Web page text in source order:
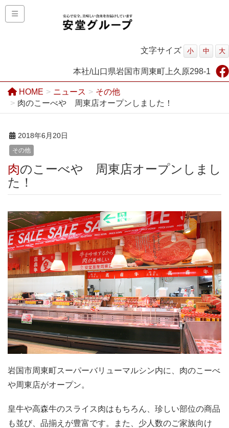
文字サイズ 小 中 大
本社/山口県岩国市周東町上久原298-1
HOME ニュース
その他
肉のこーべや 周東店オープンしました！
2018年6月20日
その他
肉のこーべや 周東店オープンしまし
た！
岩国市周東町スーパーバリューマルシン内に、肉のこーべ
や周東店がオープン。
皇牛や高森牛のスライス肉はもちろん、珍しい部位の商品
も並び、品揃えが豊富です。また、少人数のご家族向け